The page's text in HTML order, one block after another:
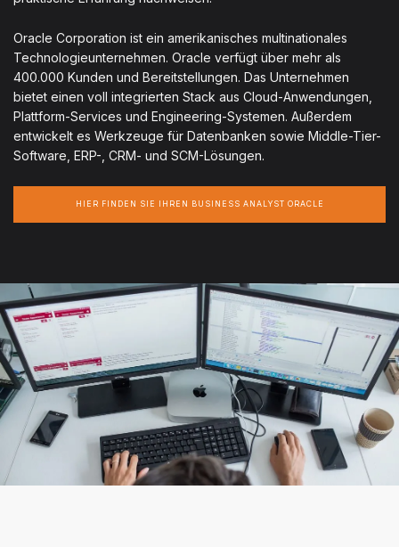
Oracle Corporation ist ein amerikanisches multinationales
Technologieunternehmen. Oracle verfügt über mehr als
400.000 Kunden und Bereitstellungen. Das Unternehmen
bietet einen voll integrierten Stack aus Cloud-Anwendungen,
Plattform-Services und Engineering-Systemen. Außerdem
entwickelt es Werkzeuge für Datenbanken sowie Middle-Tier-
Software, ERP-, CRM- und SCM-Lösungen.
HIER FINDEN SIE IHREN BUSINESS ANALYST ORACLE